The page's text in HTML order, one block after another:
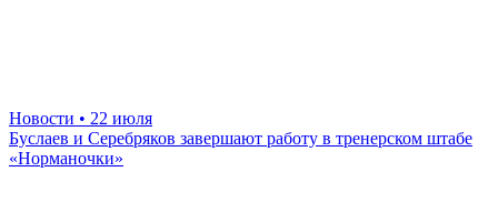
Новости • 22 июля
Буслаев и Серебряков завершают работу в тренерском штабе
«Норманочки»